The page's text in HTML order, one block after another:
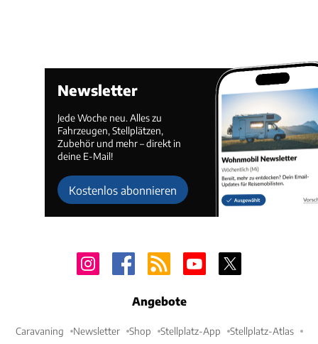
Newsletter
Jede Woche neu. Alles zu
Fahrzeugen, Stellplätzen,
Zubehör und mehr – direkt in
deine E-Mail!
Kostenlos abonnieren
Angebote
Caravaning Newsletter Shop Stellplatz-App Stellplatz-Atlas